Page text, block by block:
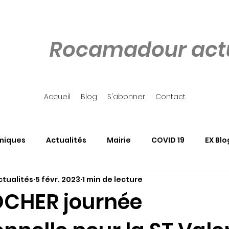
Rocamadour
Accueil Blog S'abonner Contact
Actualités Mairie COVID 19 EX
Côté Rocher Associations
journée
5 févr. 2023 1 min de lecture